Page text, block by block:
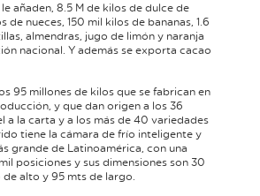
añaden, 8.5 M de kilos de dulce de
de nueces, 150 mil kilos de bananas, 1.6
almendras, jugo de limón y naranja
nacional. Y además se exporta cacao
95 millones de kilos que se fabrican en
y que dan origen a los 36
a la carta y a los más de 40 variedades
tiene la cámara de frío inteligente y
grande de Latinoamérica, con una
posiciones y sus dimensiones son 30
de alto y 95 mts de largo.